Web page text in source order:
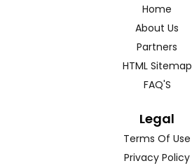
Home
About Us
Partners
HTML Sitemap
FAQ'S
Legal
Terms Of Use
Privacy Policy